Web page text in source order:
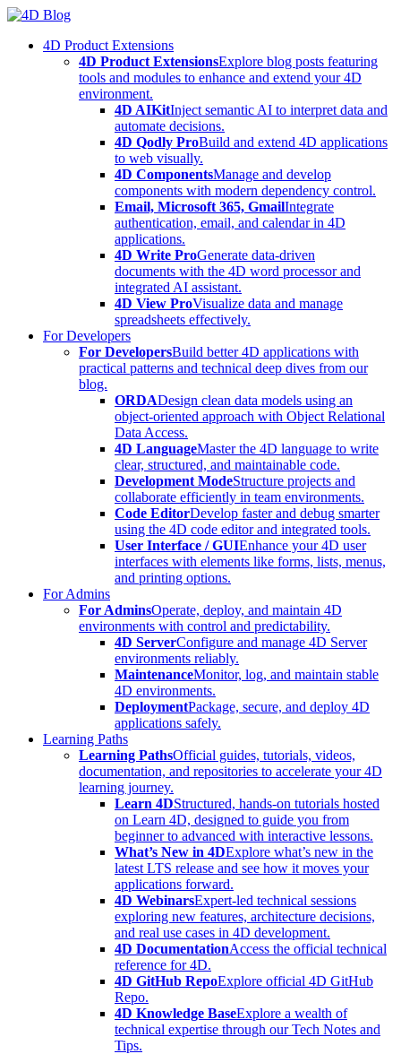
Skip
content4D Product Extensions
4D Product ExtensionsExplore blog posts featuring
tools and modules to enhance and extend your 4D
environment.
4D AIKitInject semantic AI to interpret data and
automate decisions.
4D Qodly ProBuild and extend 4D applications
to web visually.
4D ComponentsManage and develop
components with modern dependency control.
Email, Microsoft 365, GmailIntegrate
authentication, email, and calendar in 4D
applications.
4D Write ProGenerate data-driven
documents with the 4D word processor and
integrated AI assistant.
4D View ProVisualize data and manage
spreadsheets effectively.
For Developers
For DevelopersBuild better 4D applications with
practical patterns and technical deep dives from our
blog.
ORDADesign clean data models using an
object-oriented approach with Object Relational
Data Access.
4D LanguageMaster the 4D language to write
clear, structured, and maintainable code.
Development ModeStructure projects and
collaborate efficiently in team environments.
Code EditorDevelop faster and debug smarter
using the 4D code editor and integrated tools.
User Interface / GUIEnhance your 4D user
interfaces with elements like forms, lists, menus,
and printing options.
For Admins
For AdminsOperate, deploy, and maintain 4D
environments with control and predictability.
4D ServerConfigure and manage 4D Server
environments reliably.
MaintenanceMonitor, log, and maintain stable
4D environments.
DeploymentPackage, secure, and deploy 4D
applications safely.
Learning Paths
Learning PathsOfficial guides, tutorials, videos,
documentation, and repositories to accelerate your 4D
learning journey.
Learn 4DStructured, hands-on tutorials hosted
on Learn 4D, designed to guide you from
beginner to advanced with interactive lessons.
What’s New in 4DExplore what’s new in the
latest LTS release and see how it moves your
applications forward.
4D WebinarsExpert-led technical sessions
exploring new features, architecture decisions,
and real use cases in 4D development.
4D DocumentationAccess the official technical
reference for 4D.
4D GitHub RepoExplore official 4D GitHub
Repo.
4D Knowledge BaseExplore a wealth of
technical expertise through our Tech Notes and
Tips.